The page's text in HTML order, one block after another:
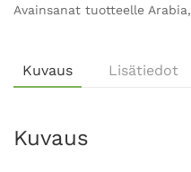
Avainsanat tuotteelle Arabia,
Kuvaus Lisätiedot
Kuvaus